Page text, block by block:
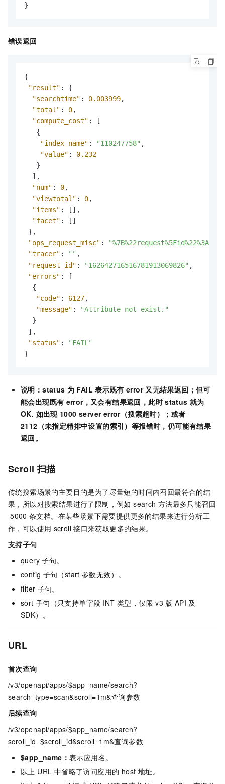
}
错误返回
{
"result" :
{
"searchtime" : 0.003999,
"total" : 0,
"compute_cost" :
[
{
"index_name" : "110247758" ,
"value" :
0.232
}
] ,
"num" : 0,
"viewtotal" : 0,
"items" : [ ] ,
"facet" : [ ]
} ,
"ops_request_misc" :
"tracer" : "" ,
"request_id" : "162642716516781913069826" ,
"errors" :
[
{
"code" : 6127,
"message" :
"Attribute not exist."
}
] ,
"status" :
"FAIL"
}
说明：status 为 FAIL 表示既有 error 又无结果返回；但可
能会出现既有 error，又会有结果返回，此时 status 就为
OK. 如出现 1000 server error（搜索超时）；或者
2112（未指定精排中设置的索引）等报错时，仍可能有结果
返回。
Scroll 扫描
传统搜索场景的主要目的是为了尽量短的时间内召回最符合的结
果，所以对搜索结果进行了限制，例如 search 方法最多只能召回
5000 条文档。在某些场景下需要提供更多的结果来进行分析工
作，可以使用 scroll 接口来获取更多的结果。
支持子句
query 子句。
config 子句（start 参数无效）。
filter 子句。
sort 子句（只支持单字段 INT 类型，仅限 v3 版 API 及
SDK）。
URL
首次查询
/v3/openapi/apps/$app_name/search?
search_type=scan&scroll=1m&查询参数
后续查询
/v3/openapi/apps/$app_name/search?
scroll_id=$scroll_id&scroll=1m&查询参数
$app_name： 表示应用名。
以上 URL 中省略了访问应用的 host 地址。